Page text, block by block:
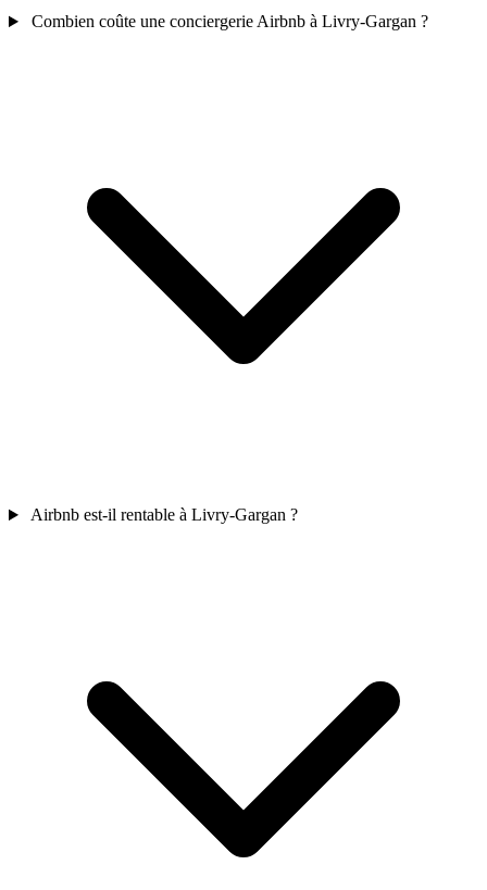
Combien coûte une conciergerie Airbnb à Livry-Gargan ?
Airbnb est-il rentable à Livry-Gargan ?